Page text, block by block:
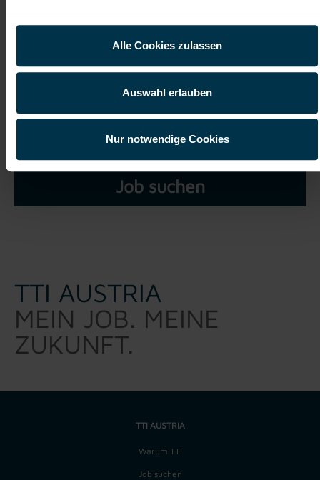
Alle Cookies zulassen
Auswahl erlauben
Nur notwendige Cookies
Ich habe dieDatenschutzerklärunggelesen und verstanden
und willige ein, dass meine personenbezogenen Daten im
Rahmen meiner Initiativbewerbung für die Dauer von drei
Jahren verarbeitet werden dürfen.*
Job suchen
TTI AUSTRIA
MEIN JOB. MEINE
ZUKUNFT.
TTI AUSTRIA
Warum TTI
Job suchen